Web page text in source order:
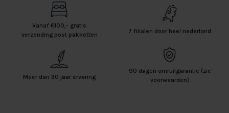
Vanaf €100,- gratis
verzending post pakketten
7 filialen door heel nederland
Meer dan 30 jaar ervaring
90 dagen omruilgarantie (zie
voorwaarden)